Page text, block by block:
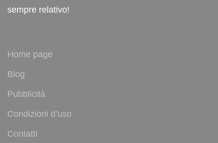
sempre relativo!
Home page
Blog
Pubblicità
Condizioni d’uso
Contatti